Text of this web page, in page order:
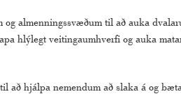
almenningssvæðum til að auka
hlýlegt veitingaumhverfi og auka
að hjálpa nemendum að slaka á og